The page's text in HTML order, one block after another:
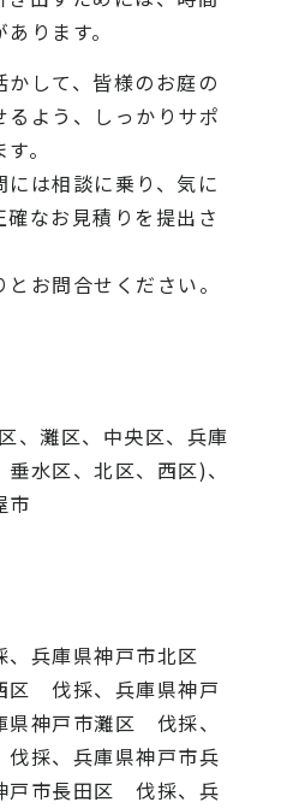
ります。
して、皆様のお庭の
よう、しっかりサポ
。
は相談に乗り、気に
なお見積りを提出さ
お問合せください。
、灘区、中央区、兵庫
水区、北区、西区)、
市
兵庫県神戸市北区
区 伐採、兵庫県神戸
神戸市灘区 伐採、
採、兵庫県神戸市兵
市長田区 伐採、兵